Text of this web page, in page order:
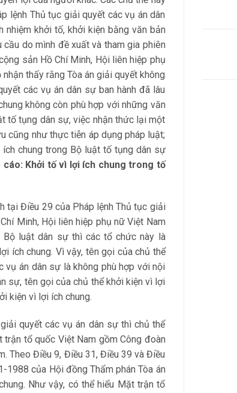
lệnh Thủ tục giải quyết các vụ án dân
khởi tố, khởi kiện bằng văn bản
do mình đề xuất và tham gia phiên
sản Hồ Chí Minh, Hội liên hiệp phụ
thấy rằng Tòa án giải quyết không
các vụ án dân sự ban hành đã lâu
không còn phù hợp với những văn
tố tụng dân sự, việc nhận thức lại một
cũng như thực tiễn áp dụng pháp luật;
chung trong Bộ luật tố tụng dân sự
cáo: Khởi tố vì lợi ích chung trong tố
tại Điều 29 của Pháp lệnh Thủ tục giải
Minh, Hội liên hiệp phụ nữ Việt Nam
Bộ luật dân sự thì các tổ chức này là
ích chung. Vì vậy, tên gọi của chủ thể
vụ án dân sự là không phù hợp với nội
sự, tên gọi của chủ thể khởi kiện vì lợi
kiện vì lợi ích chung.
quyết các vụ án dân sự thì chủ thể
tổ quốc Việt Nam gồm Công đoàn
Theo Điều 9, Điều 31, Điều 39 và Điều
1988 của Hội đồng Thẩm phán Tòa án
Như vậy, có thể hiểu Mặt trận tổ